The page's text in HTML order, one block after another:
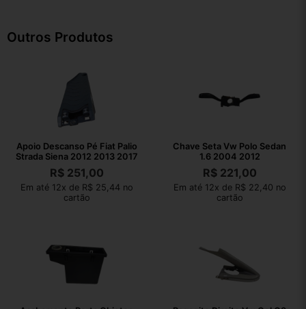
Outros Produtos
Apoio Descanso Pé Fiat Palio
Strada Siena 2012 2013 2017
R$251,00
Em até 12x de R$ 25,44 no
cartão
Chave Seta Vw Polo Sedan
1.6 2004 2012
R$221,00
Em até 12x de R$ 22,40 no
cartão